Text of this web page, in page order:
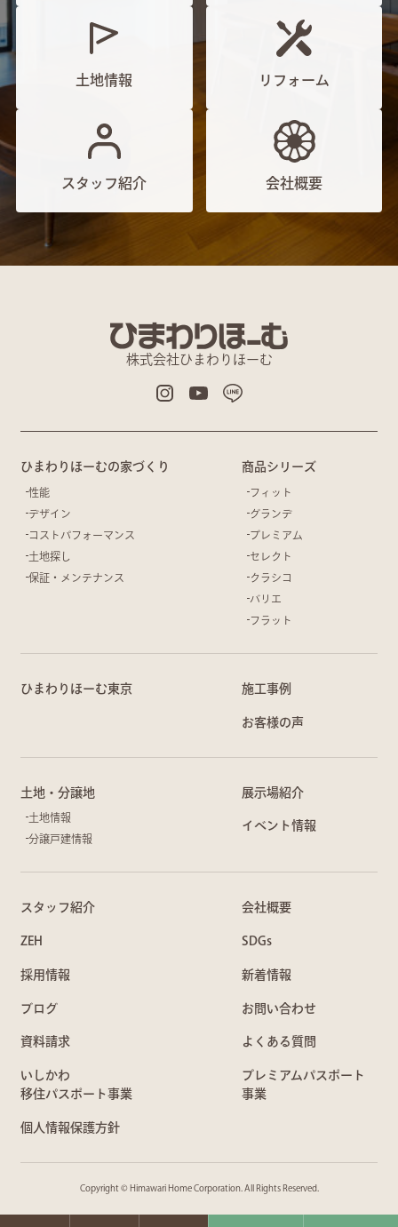
土地情報 リフォーム
スタッフ紹介 会社概要
株式会社ひまわりほーむ
ひまわりほーむの家づくり
性能
デザイン
コストパフォーマンス
土地探し
保証・メンテナンス
商品シリーズ
フィット
グランデ
プレミアム
セレクト
クラシコ
バリエ
フラット
ひまわりほーむ東京 施工事例
お客様の声
土地・分譲地
土地情報
分譲戸建情報
展示場紹介
イベント情報
スタッフ紹介 会社概要
ZEH SDGs
採用情報 新着情報
ブログ お問い合わせ
資料請求 よくある質問
いしかわ
移住パスポート事業
プレミアムパスポート
事業
個人情報保護方針
Copyright © Himawari Home Corporation. All Rights Reserved.